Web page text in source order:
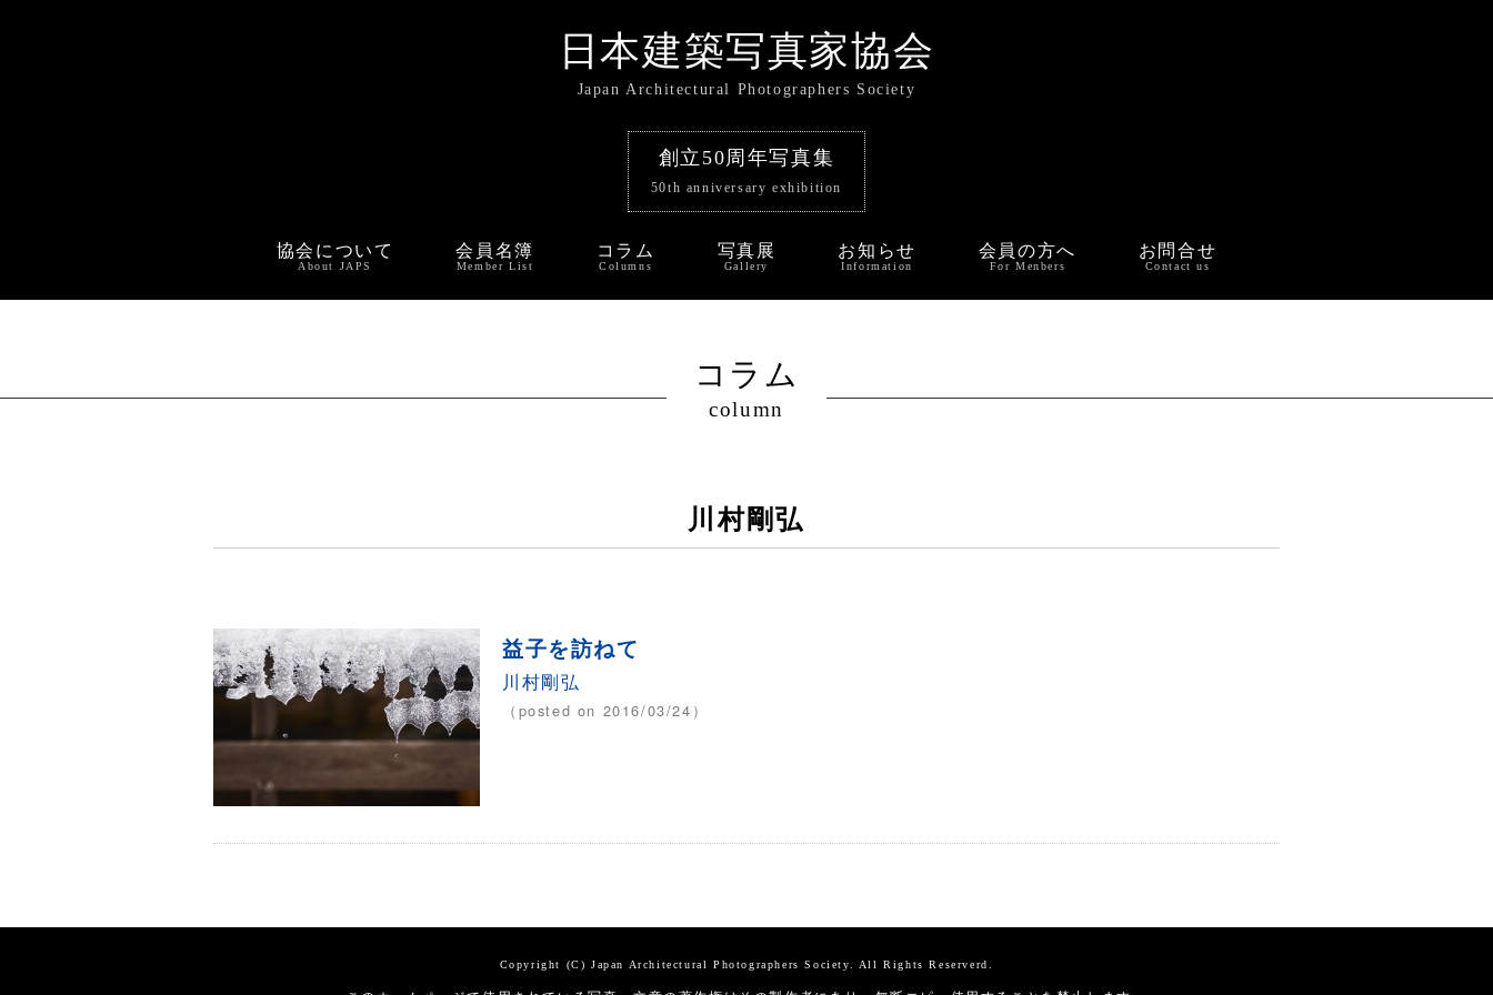
日本建築写真家協会
Japan Architectural Photographers Society
創立50周年写真集
50th anniversary exhibition
協会について
About JAPS
会員名簿
Member List
コラム
Columns
写真展
Gallery
お知らせ
Information
会員の方へ
For Menbers
お問合せ
Contact us
コラム
column
川村剛弘
益子を訪ねて
川村剛弘
（posted on 2016/03/24）
Copyright (C) Japan Architectural Photographers Society. All Rights Reserverd.